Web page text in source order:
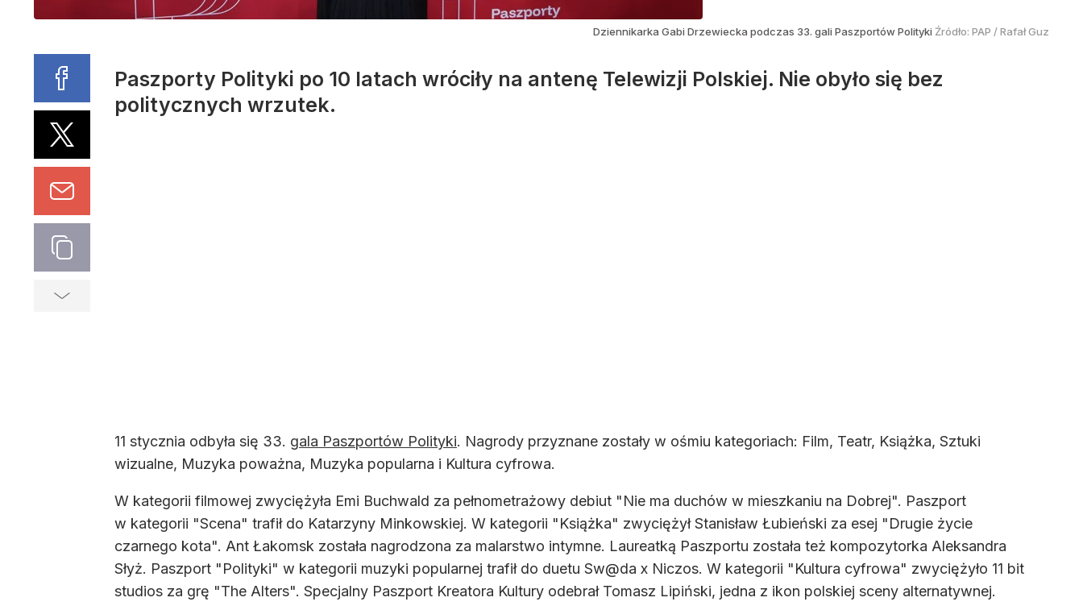
Dziennikarka Gabi Drzewiecka podczas 33. gali Paszportów Polityki Źródło: PAP /Rafał Guz
Paszporty Polityki po 10 latach wróciły na antenę Telewizji Polskiej. Nie obyło się bez
politycznych wrzutek.
11 stycznia odbyła się 33. gala Paszportów Polityki. Nagrody przyznane zostały w ośmiu kategoriach: Film, Teatr, Książka, Sztuki
wizualne, Muzyka poważna, Muzyka popularna i Kultura cyfrowa.
W kategorii filmowej zwyciężyła Emi Buchwald za pełnometrażowy debiut "Nie ma duchów w mieszkaniu na Dobrej". Paszport
w kategorii "Scena" trafił do Katarzyny Minkowskiej. W kategorii "Książka" zwyciężył Stanisław Łubieński za esej "Drugie życie
czarnego kota". Ant Łakomsk została nagrodzona za malarstwo intymne. Laureatką Paszportu została też kompozytorka Aleksandra
Słyż. Paszport "Polityki" w kategorii muzyki popularnej trafił do duetu Sw@da x Niczos. W kategorii "Kultura cyfrowa" zwyciężyło 11 bit
studios za grę "The Alters". Specjalny Paszport Kreatora Kultury odebrał Tomasz Lipiński, jedna z ikon polskiej sceny alternatywnej.